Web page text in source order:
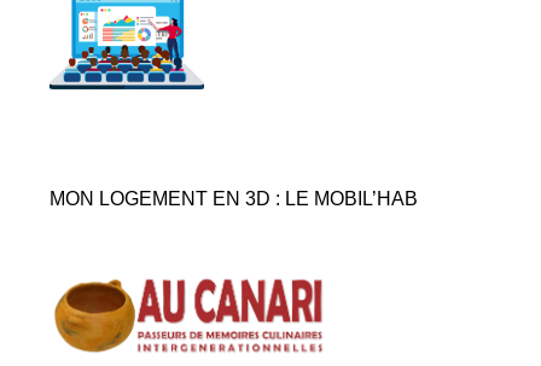
MON LOGEMENT EN 3D : LE MOBIL’HAB